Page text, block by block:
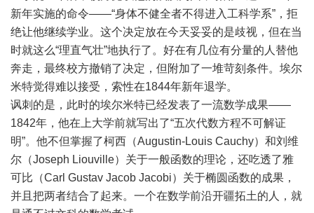
新年实施的命令——“身体不健全者不得进入工科学系”，拒
绝让他继续学业。这个决定放在今天妥妥的是歧视，但在当
时就这么“理直气壮”地执行了。好在有几位有分量的人替他
奔走，最终校方撤销了决定，但附加了一堆苛刻条件。埃尔
米特觉得难以接受，索性在1844年新年退学。
讽刺的是，此时的埃尔米特已经发表了一流数学成果——
1842年，他在上大学前就写出了“五次代数方程不可解证
明”。他不但掌握了柯西（Augustin-Louis Cauchy）和刘维
尔（Joseph Liouville）关于一般函数的理论，还吃透了雅
可比（Carl Gustav Jacob Jacobi）关于椭圆函数的成果，
并且把两者结合了起来。一个在数学前沿开疆拓土的人，就